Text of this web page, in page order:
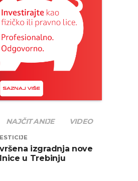
NAJČITANIJE VIDEO
izgradnja nove
u Trebinju